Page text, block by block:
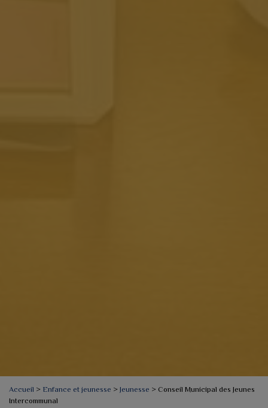
Accueil > Enfance et jeunesse > Jeunesse > Conseil Municipal des Jeunes
Intercommunal